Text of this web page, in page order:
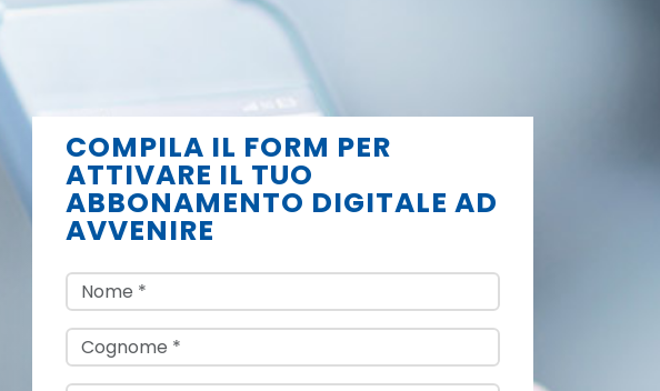
COMPILA IL FORM PER
ATTIVARE IL TUO
ABBONAMENTO DIGITALE AD
AVVENIRE